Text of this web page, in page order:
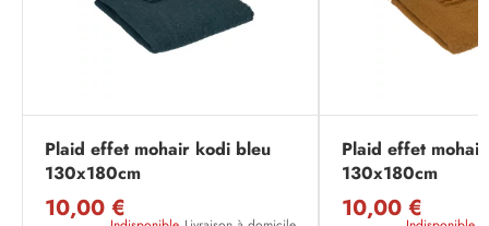
Plaid effet mohair kodi bleu
130x180cm
10,00 €
Plaid effet
130x180cm
10,00 €